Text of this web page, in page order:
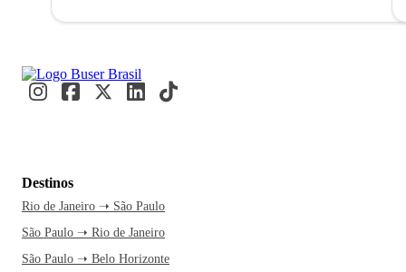
Destinos
Rio de Janeiro ➝ São Paulo
São Paulo ➝ Rio de Janeiro
São Paulo ➝ Belo Horizonte